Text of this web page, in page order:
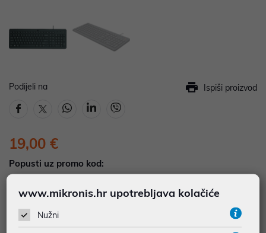
Podijeli na Ispiši proizvod
19,00 €
Popusti uz promo kod:
pay, Virman, Gotovina, Crypto) uz promo kod
"POPUST" , popusti se međusobno ne zbrajaju
www.mikronis.hr upotrebljava kolačiće
Nužni